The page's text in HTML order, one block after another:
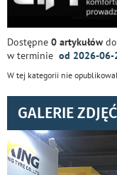
Dostępne 0 artykułów
w terminie od 2026-06-
W tej kategorii nie
GALERIE ZDJĘĆ